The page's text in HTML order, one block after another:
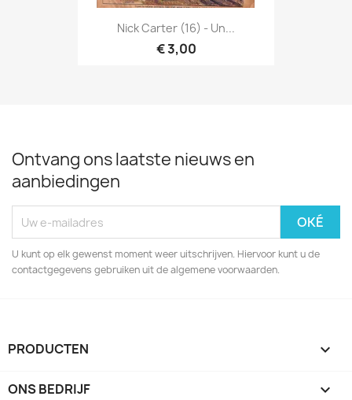
Nick Carter (16) - Un...
€ 3,00
Ontvang ons laatste nieuws en
aanbiedingen
U kunt op elk gewenst moment weer uitschrijven. Hiervoor kunt u de
contactgegevens gebruiken uit de algemene voorwaarden.
PRODUCTEN 
ONS BEDRIJF 